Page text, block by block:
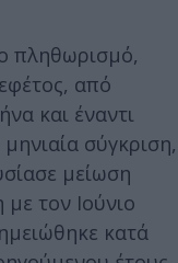
πληθωρισμό,
από
και έναντι
σύγκριση,
μείωση
με τον Ιούνιο
κατά